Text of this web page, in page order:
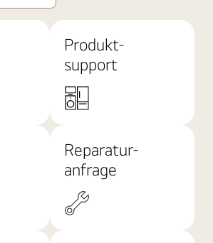
Produkt-
support
Reparatur-
anfrage